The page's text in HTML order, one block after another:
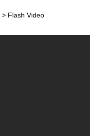
> Flash Video